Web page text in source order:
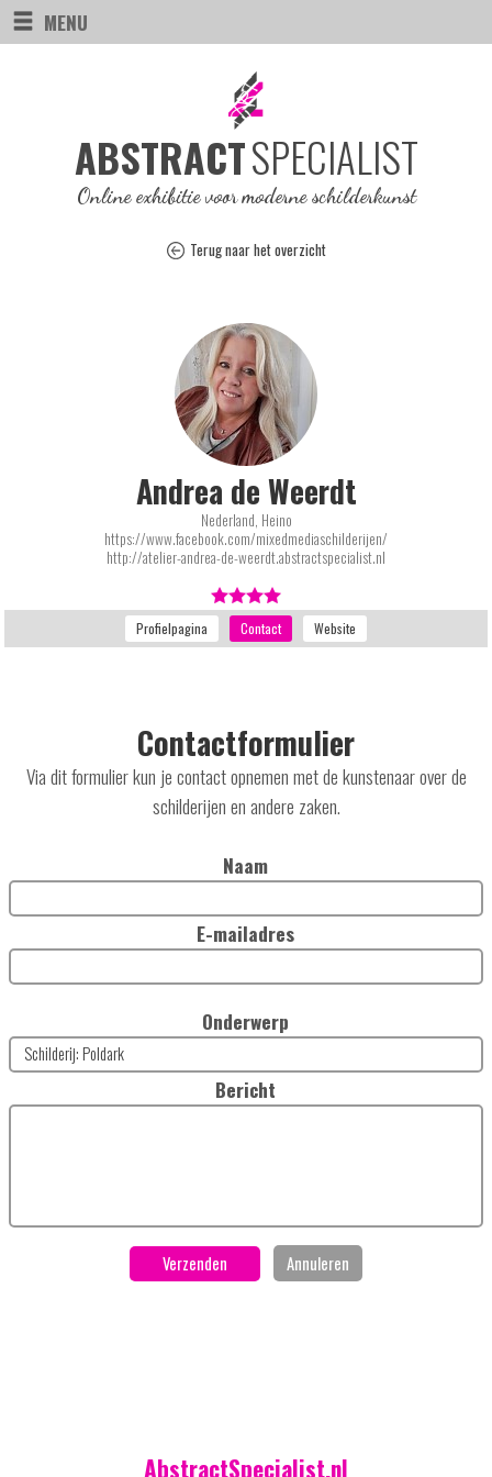
MENU
ABSTRACTSPECIALIST
Online exhibitie voor moderne schilderkunst
Terug naar het overzicht
Andrea de Weerdt
Nederland, Heino
https://www.facebook.com/mixedmediaschilderijen/
http://atelier-andrea-de-weerdt.abstractspecialist.nl
Contactformulier
Via dit formulier kun je contact opnemen met de kunstenaar over de
schilderijen en andere zaken.
Naam
E-mailadres
Onderwerp
Bericht
AbstractSpecialist.nl